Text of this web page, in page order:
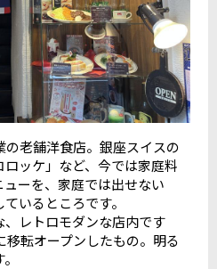
老舗洋食店。銀座スイスの
ッケ」など、今では家庭料
ーを、家庭では出せない
いるところです。
レトロモダンな店内です
移転オープンしたもの。明る